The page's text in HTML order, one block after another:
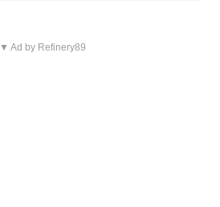
▼ Ad by Refinery89